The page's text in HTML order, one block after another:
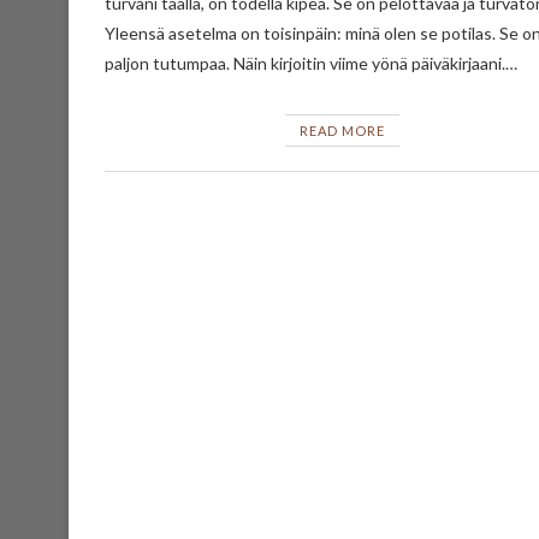
Yleensä asetelma on toisinpäin: minä olen se potilas. Se on
paljon tutumpaa. Näin kirjoitin viime yönä päiväkirjaani.…
READ MORE